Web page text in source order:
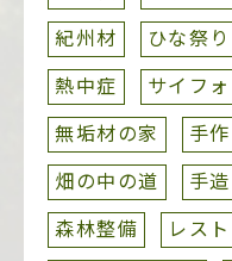
紀州材
ひな祭り
熱中症
サイフ
無垢材の家
手
畑の中の道
手
森林整備
レス